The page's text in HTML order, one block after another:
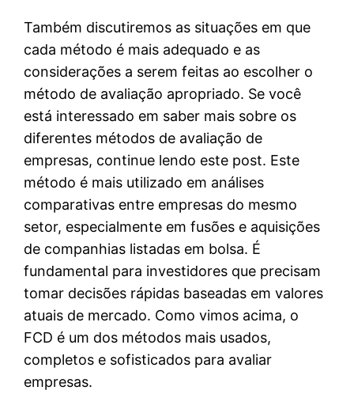
Também discutiremos as situações em que
cada método é mais adequado e as
considerações a serem feitas ao escolher o
método de avaliação apropriado. Se você
está interessado em saber mais sobre os
diferentes métodos de avaliação de
empresas, continue lendo este post. Este
método é mais utilizado em análises
comparativas entre empresas do mesmo
setor, especialmente em fusões e aquisições
de companhias listadas em bolsa. É
fundamental para investidores que precisam
tomar decisões rápidas baseadas em valores
atuais de mercado. Como vimos acima, o
FCD é um dos métodos mais usados,
completos e sofisticados para avaliar
empresas.